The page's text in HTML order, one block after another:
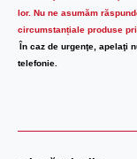
lor. Nu ne asumăm
circumstanțiale produse
În caz de urgenţe, apelaţi
telefonie.